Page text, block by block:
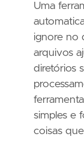
Uma
ignore no
arquivos
diretórios
simples e
coisas